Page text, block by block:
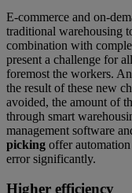
E-commerce and on-
traditional warehousing
combination with
present a challenge for
foremost the workers.
the result of these new
avoided, the amount of
through smart
management software
picking offer
error significantly.
Higher efficiency